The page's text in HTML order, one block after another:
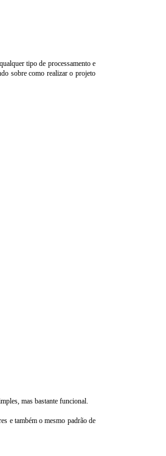
tipo de processamento e
sobre como realizar o projeto
mas bastante funcional.
e também o mesmo padrão de